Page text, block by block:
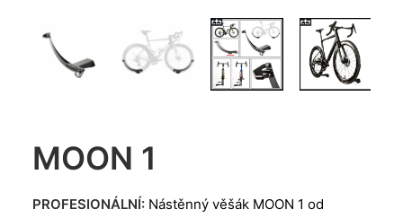
MOON 1
PROFESIONÁLNÍ: Nástěnný věšák MOON 1 od